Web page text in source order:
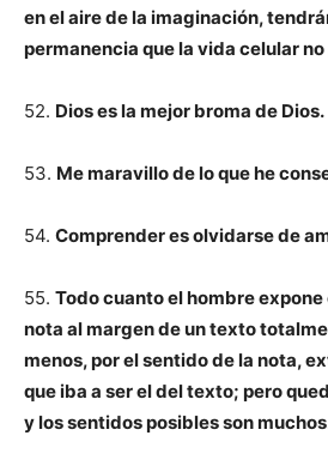
en el aire de la imaginación,
permanencia que la vida celular
52. Dios es la mejor broma de Dios.
53. Me maravillo de lo que he
54. Comprender es olvidarse de
55. Todo cuanto el hombre expone
nota al margen de un texto
menos, por el sentido de la nota,
que iba a ser el del texto; pero
y los sentidos posibles son